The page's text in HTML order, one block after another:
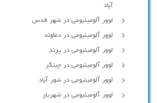
آباد
لوور آلومینیومی در شهر قدس
لوور آلومینیومی در دماوند
لوور آلومینیومی در پرند
لوور آلومینیومی در چیتگر
لوور آلومینیومی در شور آباد
لوور آلومينيومي در شهريار